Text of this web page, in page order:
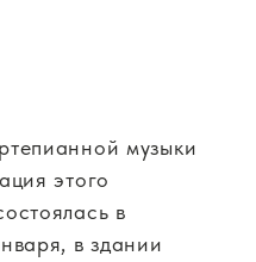
музыки
этого
в
в здании